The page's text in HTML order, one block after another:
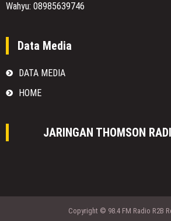
Wahyu: 08985639746
Data Media
DATA MEDIA
HOME
JARINGAN THOMSON
Copyright © 98.4 FM Radio R2B